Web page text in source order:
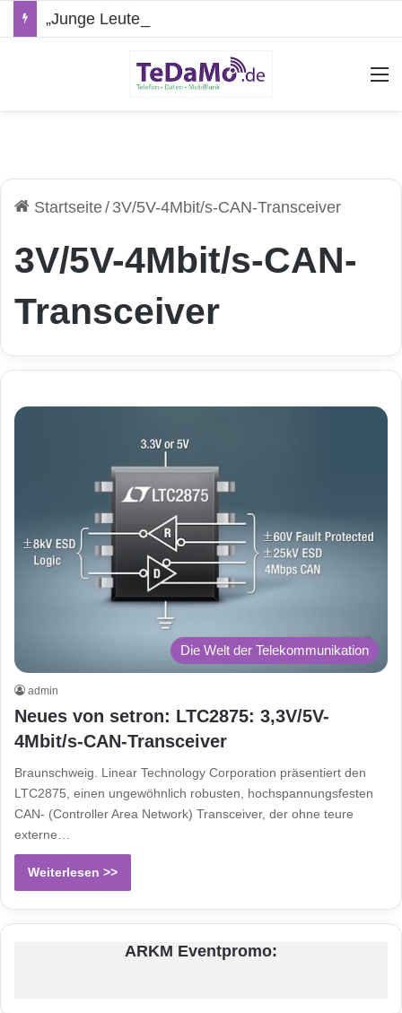
Startseite/ 3V/5V-4Mbit/s-CAN-Transceiver
3V/5V-4Mbit/s-CAN-
Transceiver
Die Welt der Telekommunikation
admin
Neues von setron: LTC2875: 3,3V/5V-
4Mbit/s-CAN-Transceiver
Braunschweig. Linear Technology Corporation präsentiert den
LTC2875, einen ungewöhnlich robusten, hochspannungsfesten
CAN- (Controller Area Network) Transceiver, der ohne teure
externe…
Weiterlesen >>
ARKM Eventpromo: